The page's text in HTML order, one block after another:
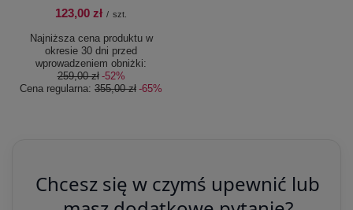
123,00 zł / szt.
Najniższa cena produktu w
okresie 30 dni przed
wprowadzeniem obniżki:
259,00 zł -52%
Cena regularna: 355,00 zł -65%
Chcesz się w czymś upewnić lub